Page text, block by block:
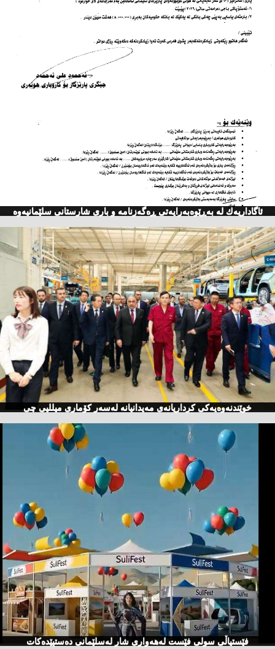
ئاگاداریه‌ك له‌ به‌ڕێوه‌به‌رایه‌تی ڕه‌گه‌زنامه‌ و باری شارستانی سلێمانیه‌وه‌
خوێندنەوەیەكی كرداریانەی مەیدانیانە لەسەر كۆماری میللیی چی
فێستیاڵی سولی فێست لەهەواری شار لەسلێمانی دەستپێدەكات